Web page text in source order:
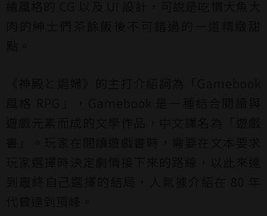
繪風格的 CG 以及 UI 設計，可說是吃慣大魚大
肉的紳士們茶餘飯後不可錯過的一道精緻甜
點。
《神殿と娼婦》的主打介紹詞為「Gamebook
風格 RPG」，Gamebook 是一種結合閱讀與
遊戲元素而成的文學作品，中文譯名為「遊戲
書」。玩家在閱讀遊戲書時，需要在文本要求
玩家選擇時決定劇情接下來的路線，以此來達
到最終自己選擇的結局，人氣據介紹在 80 年
代曾達到頂峰。